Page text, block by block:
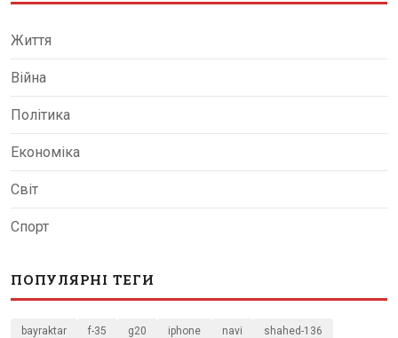
Життя
Війна
Політика
Економіка
Світ
Спорт
ПОПУЛЯРНІ ТЕГИ
bayraktar f-35 g20 iphone navi shahed-136